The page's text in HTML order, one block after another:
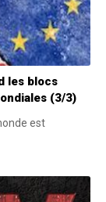
les blocs
(3/3)
est